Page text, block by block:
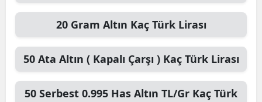
20 Gram Altın Kaç Türk Lirası
50 Ata Altın ( Kapalı Çarşı )Kaç Türk Lirası
50 Serbest 0.995 Has Altın TL/Gr Kaç Türk